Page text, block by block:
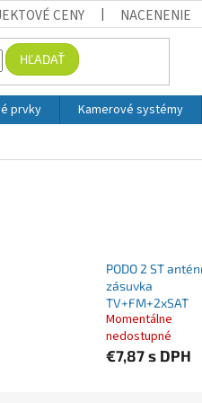
CENY NACENENIE
HĽADAŤ
prvky Kamerové systémy
PODO 2 ST
zásuvka
TV+FM+2xSAT
Momentálne
nedostupné
€7,87 s DPH